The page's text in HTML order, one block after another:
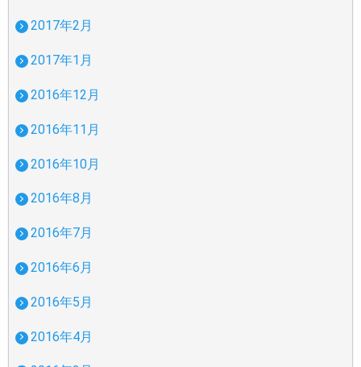
2017年2月
2017年1月
2016年12月
2016年11月
2016年10月
2016年8月
2016年7月
2016年6月
2016年5月
2016年4月